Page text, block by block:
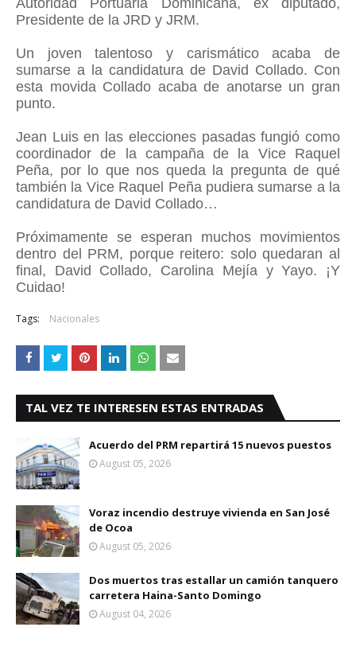
Autoridad Portuaria Dominicana, ex diputado,
Presidente de la JRD y JRM.
Un joven talentoso y carismático acaba de
sumarse a la candidatura de David Collado. Con
esta movida Collado acaba de anotarse un gran
punto.
Jean Luis en las elecciones pasadas fungió como
coordinador de la campaña de la Vice Raquel
Peña, por lo que nos queda la pregunta de qué
también la Vice Raquel Peña pudiera sumarse a la
candidatura de David Collado…
Próximamente se esperan muchos movimientos
dentro del PRM, porque reitero: solo quedaran al
final, David Collado, Carolina Mejía y Yayo. ¡Y
Cuidao!
Tags: Nacionales
TAL VEZ TE INTERESEN ESTAS ENTRADAS
Acuerdo del PRM repartirá 15 nuevos puestos
August 05, 2026
Voraz incendio destruye vivienda en San José
de Ocoa
August 05, 2026
Dos muertos tras estallar un camión tanquero
carretera Haina-Santo Domingo
August 04, 2026